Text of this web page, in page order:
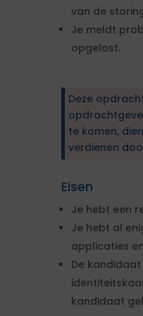
van de
Je meldt
opgelost.
Deze
te komen,
verdienen
Eisen
Je hebt een
Je hebt al
applicaties
De
kandidaat